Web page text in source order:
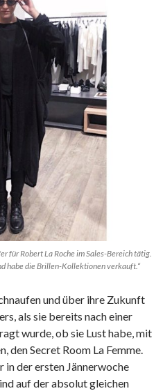
für Robert La Roche im Sales-Bereich tätig.
habe die Brillen-Kollektionen verkauft.“
und über ihre Zukunft
als sie bereits nach einer
wurde, ob sie Lust habe, mit
den Secret Room La Femme.
in der ersten Jännerwoche
auf der absolut gleichen